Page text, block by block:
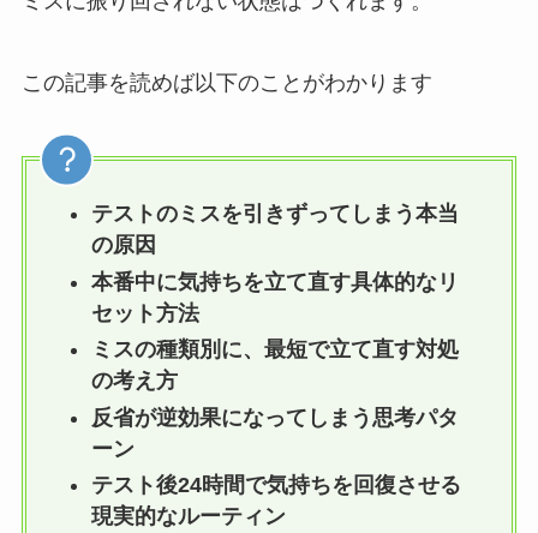
この記事を読めば以下のことがわかります
テストのミスを引きずってしまう本当
の原因
本番中に気持ちを立て直す具体的なリ
セット方法
ミスの種類別に、最短で立て直す対処
の考え方
反省が逆効果になってしまう思考パタ
ーン
テスト後24時間で気持ちを回復させる
現実的なルーティン